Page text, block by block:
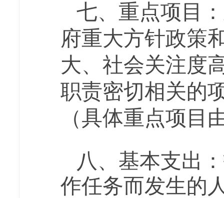
七、 重点项目：
府重大方针政策
大、社会关注度
职责密切相关的
（具体重点项目
八、基本支出：
作任务而发生的